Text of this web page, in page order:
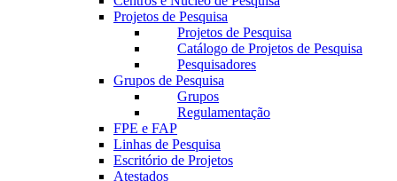
Projetos de Pesquisa
Projetos de Pesquisa
Catálogo de Projetos de Pesquisa
Pesquisadores
Grupos de Pesquisa
Grupos
Regulamentação
FPE e FAP
Linhas de Pesquisa
Escritório de Projetos
Atestados